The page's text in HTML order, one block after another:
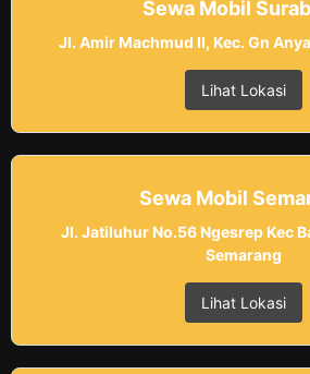
Sewa Mobil
Jl. Amir Machmud II, Kec. Gn
Lihat Lokasi
Sewa Mobil
Jl. Jatiluhur No.56 Ngesrep Kec
Semarang
Lihat Lokasi